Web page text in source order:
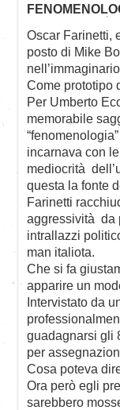
Oscar Farinetti,
posto di Mike
Come prototipo
Per Umberto
memorabile
incarnava con
mediocrità
questa la fonte
Farinetti
aggressività da
intrallazzi
man italiota.
Che si fa
apparire un
Intervistato da
guadagnarsi gli
per
Cosa poteva
Ora però egli
sarebbero